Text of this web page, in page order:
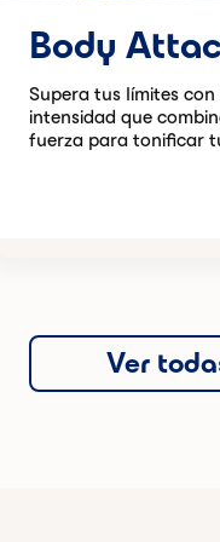
Body
Supera tus límites
intensidad que
fuerza para tonificar
Ver